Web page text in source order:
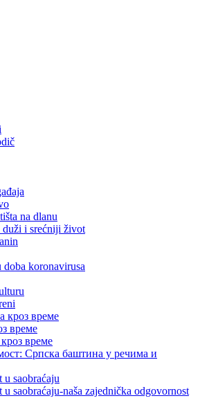
na dlanu
duži i srećniji život
doba koronavirusa
кроз време
време
време
Српска баштина у речима и
u saobraćaju
u saobraćaju-naša zajednička odgovornost